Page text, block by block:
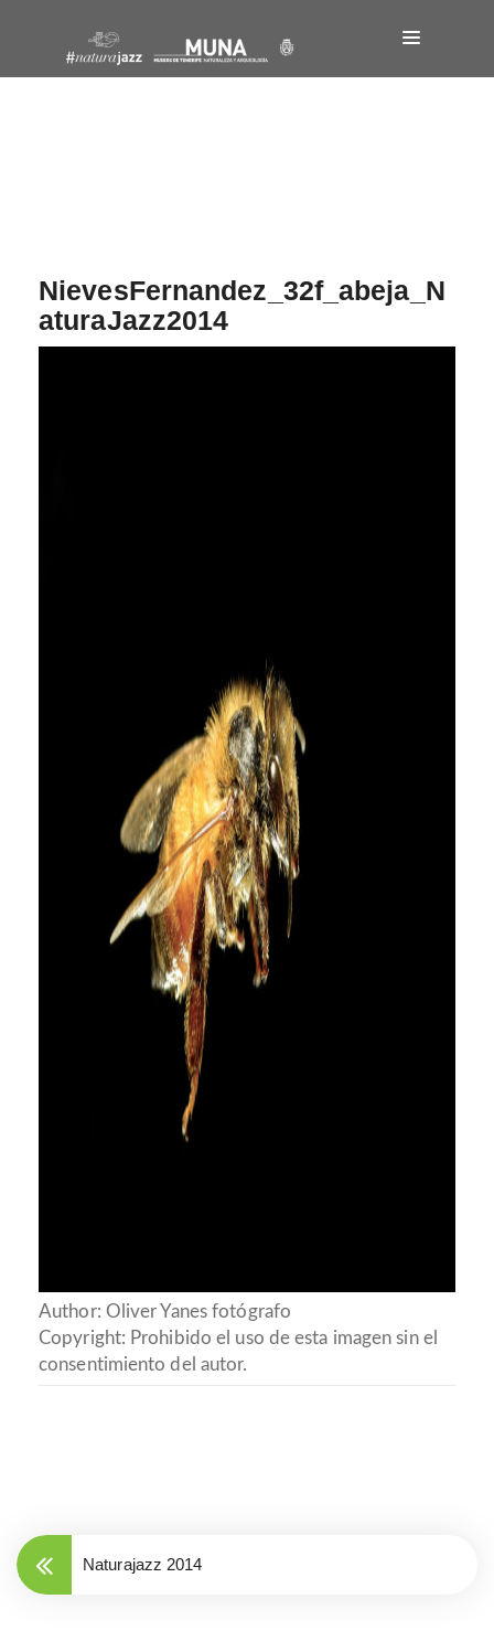
NievesFernandez_32f_abeja_N
aturaJazz2014
Author: Oliver Yanes fotógrafo
Copyright: Prohibido el uso de esta imagen sin el
consentimiento del autor.
Naturajazz 2014